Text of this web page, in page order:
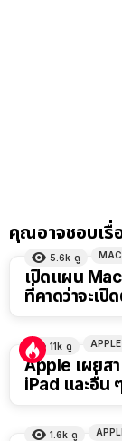
คุณอาจชอบเรื่
5.6k ดู MAC
เปิดแผน
ที่คาดว่าจะเปิ
11k ดู APPLE
Apple เผยส
iPad และอื่น
1.6k ดู